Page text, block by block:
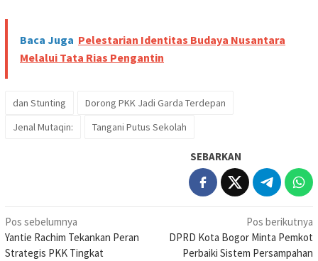
Baca Juga Pelestarian Identitas Budaya Nusantara
Melalui Tata Rias Pengantin
dan Stunting
Dorong PKK Jadi Garda Terdepan
Jenal Mutaqin:
Tangani Putus Sekolah
SEBARKAN
Navigasi
pos
Pos sebelumnya
Yantie Rachim Tekankan Peran
Strategis PKK Tingkat
Pos berikutnya
DPRD Kota Bogor Minta Pemkot
Perbaiki Sistem Persampahan